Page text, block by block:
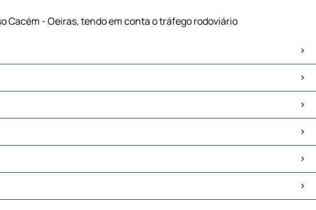
- Oeiras, tendo em conta o tráfego rodoviário